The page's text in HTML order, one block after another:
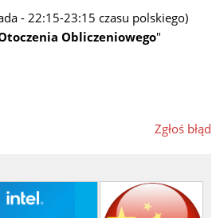
- 22:15-23:15 czasu polskiego)
Obliczeniowego"
Zgłoś błąd